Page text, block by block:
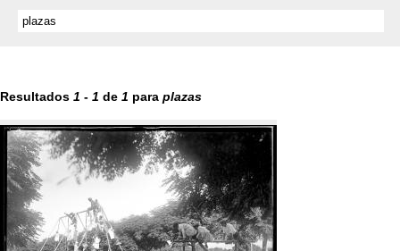
Resultados 1 - 1 de 1 para plazas